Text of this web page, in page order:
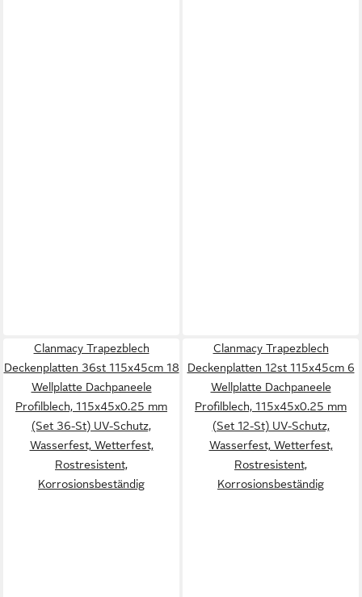
Clanmacy Trapezblech
Deckenplatten 36st 115x45cm 18
Wellplatte Dachpaneele
Profilblech, 115x45x0.25 mm
(Set 36-St) UV-Schutz,
Wasserfest, Wetterfest,
Rostresistent,
Korrosionsbeständig
Clanmacy Trapezblech
Deckenplatten 12st 115x45cm 6
Wellplatte Dachpaneele
Profilblech, 115x45x0.25 mm
(Set 12-St) UV-Schutz,
Wasserfest, Wetterfest,
Rostresistent,
Korrosionsbeständig